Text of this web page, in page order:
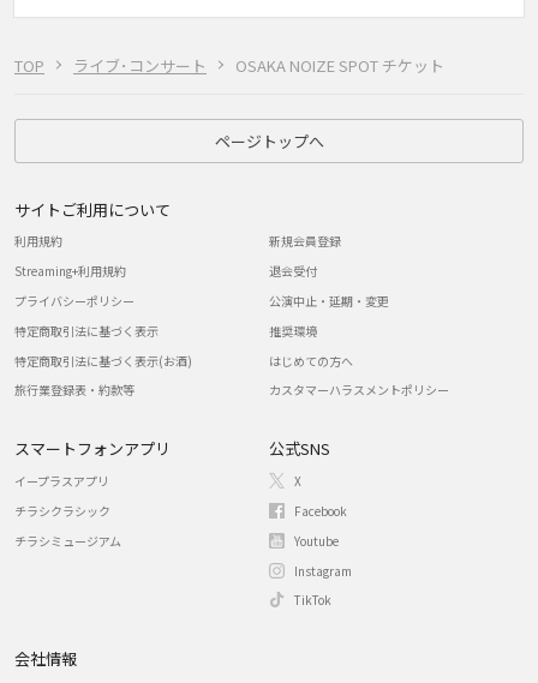
TOP ライブ･コンサート OSAKA NOIZE SPOT チケット
ページトップへ
サイトご利用について
利用規約
Streaming+利用規約
プライバシーポリシー
特定商取引法に基づく表示
特定商取引法に基づく表示(お酒)
旅行業登録表・約款等
新規会員登録
退会受付
公演中止・延期・変更
推奨環境
はじめての方へ
カスタマーハラスメントポリシー
スマートフォンアプリ
イープラスアプリ
チラシクラシック
チラシミュージアム
公式SNS
X
Facebook
Youtube
Instagram
TikTok
会社情報